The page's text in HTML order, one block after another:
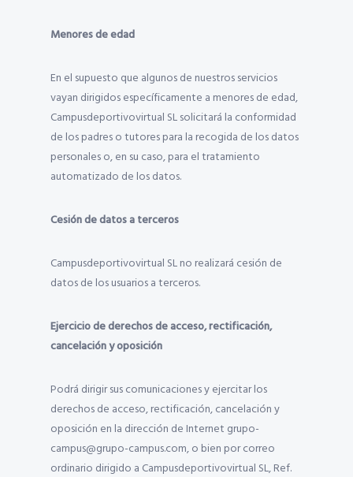
Menores de edad
En el supuesto que algunos de nuestros servicios
vayan dirigidos específicamente a menores de edad,
Campusdeportivovirtual SL solicitará la conformidad
de los padres o tutores para la recogida de los datos
personales o, en su caso, para el tratamiento
automatizado de los datos.
Cesión de datos a terceros
Campusdeportivovirtual SL no realizará cesión de
datos de los usuarios a terceros.
Ejercicio de derechos de acceso, rectificación,
cancelación y oposición
Podrá dirigir sus comunicaciones y ejercitar los
derechos de acceso, rectificación, cancelación y
oposición en la dirección de Internet grupo-
campus@grupo-campus.com, o bien por correo
ordinario dirigido a Campusdeportivovirtual SL, Ref.